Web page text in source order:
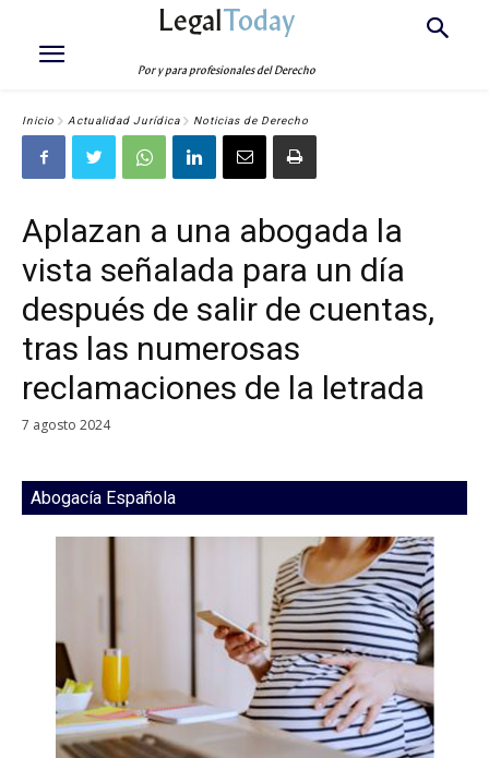
LegalToday
Por y para profesionales del Derecho
Inicio Actualidad Jurídica Noticias de Derecho
Aplazan a una abogada la
vista señalada para un día
después de salir de cuentas,
tras las numerosas
reclamaciones de la letrada
7 agosto 2024
Abogacía Española